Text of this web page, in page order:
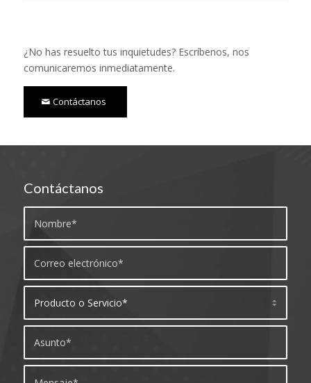
¿No has resuelto tus inquietudes? Escríbenos, nos
comunicaremos inmediatamente.
Contáctanos
Contáctanos